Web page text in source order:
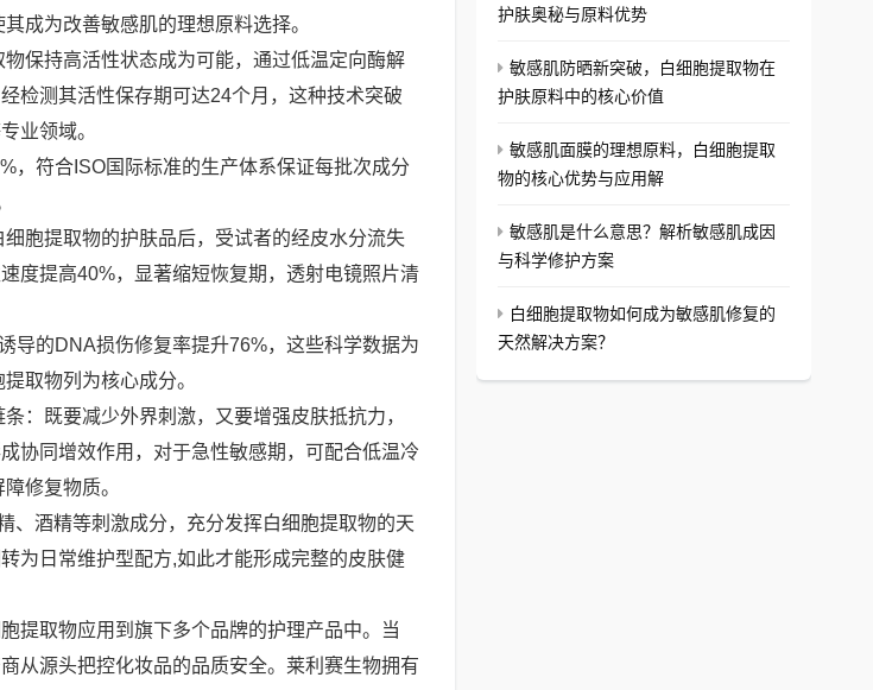
成为改善敏感肌的理想原料选择。
保持高活性状态成为可能，通过低温定向酶解
检测其活性保存期可达24个月，这种技术突破
业领域。
，符合ISO国际标准的生产体系保证每批次成分
胞提取物的护肤品后，受试者的经皮水分流失
度提高40%，显著缩短恢复期，透射电镜照片清
导的DNA损伤修复率提升76%，这些科学数据为
取物列为核心成分。
：既要减少外界刺激，又要增强皮肤抵抗力，
协同增效作用，对于急性敏感期，可配合低温冷
修复物质。
、酒精等刺激成分，充分发挥白细胞提取物的天
为日常维护型配方,如此才能形成完整的皮肤健
提取物应用到旗下多个品牌的护理产品中。当
从源头把控化妆品的品质安全。莱利赛生物拥有
护肤奥秘与原料优势
敏感肌防晒新突破，白细胞提取物在
护肤原料中的核心价值
敏感肌面膜的理想原料，白细胞提取
物的核心优势与应用解
敏感肌是什么意思？解析敏感肌成因
与科学修护方案
白细胞提取物如何成为敏感肌修复的
天然解决方案？